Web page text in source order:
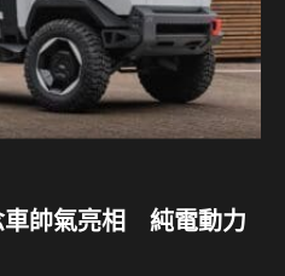
帥氣亮相 純電動力